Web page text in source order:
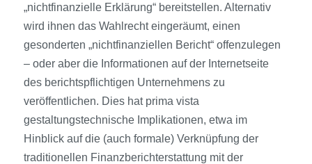
„nichtfinanzielle Erklärung“ bereitstellen. Alternativ
wird ihnen das Wahlrecht eingeräumt, einen
gesonderten „nichtfinanziellen Bericht“ offenzulegen
– oder aber die Informationen auf der Internetseite
des berichtspflichtigen Unternehmens zu
veröffentlichen. Dies hat prima vista
gestaltungstechnische Implikationen, etwa im
Hinblick auf die (auch formale) Verknüpfung der
traditionellen Finanzberichterstattung mit der